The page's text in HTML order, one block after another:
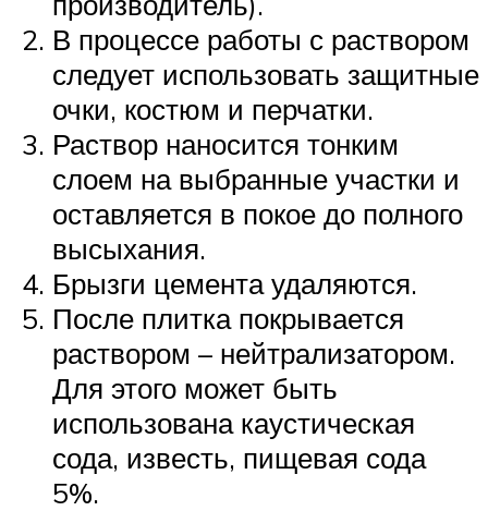
В процессе работы с раствором
следует использовать защитные
очки, костюм и перчатки.
Раствор наносится тонким
слоем на выбранные участки и
оставляется в покое до полного
высыхания.
Брызги цемента удаляются.
После плитка покрывается
раствором – нейтрализатором.
Для этого может быть
использована каустическая
сода, известь, пищевая сода
5%.